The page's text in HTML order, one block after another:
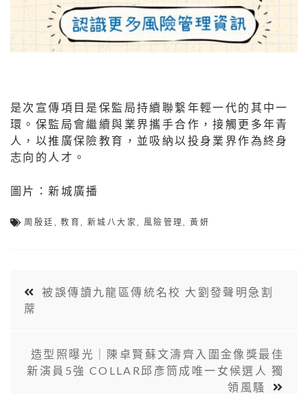
是次宣傳項目是保監局持續聯繋年輕一代的其中一
環。保監局會繼續與業界攜手合作，接觸更多年青
人，以推廣保險教育，並吸納以投身業界作為終身
志向的人才。
圖片：新城廣播
周殷廷 ,教育,新城八大家, 風險管理,黃妍
被誤傳讀九龍區傳統名校 大劉發聲明急割
蓆
造型照曝光｜陳卓賢蘇文濤齊入圍金像獎最佳
新演員5強 COLLAR邱彥筒成唯一女候選人 獨
領風騷